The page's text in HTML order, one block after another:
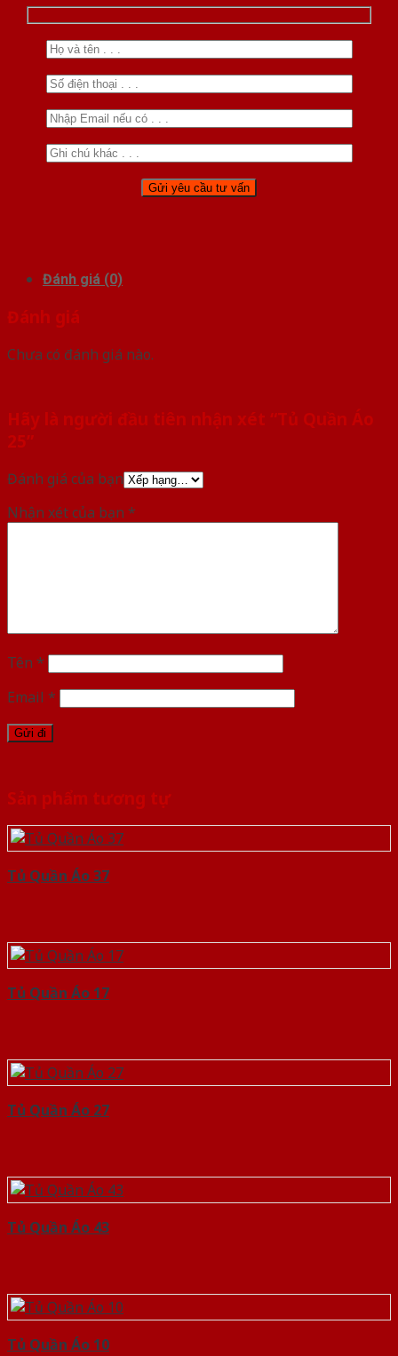
Đánh giá (0)
Đánh giá
Chưa có đánh giá nào.
Hãy là người đầu tiên nhận xét “Tủ Quần Áo
25”
Đánh giá của bạn
Nhận xét của bạn *
Tên *
Email *
Sản phẩm tương tự
Tủ Quần Áo 37
Tủ Quần Áo 17
Tủ Quần Áo 27
Tủ Quần Áo 43
Tủ Quần Áo 10